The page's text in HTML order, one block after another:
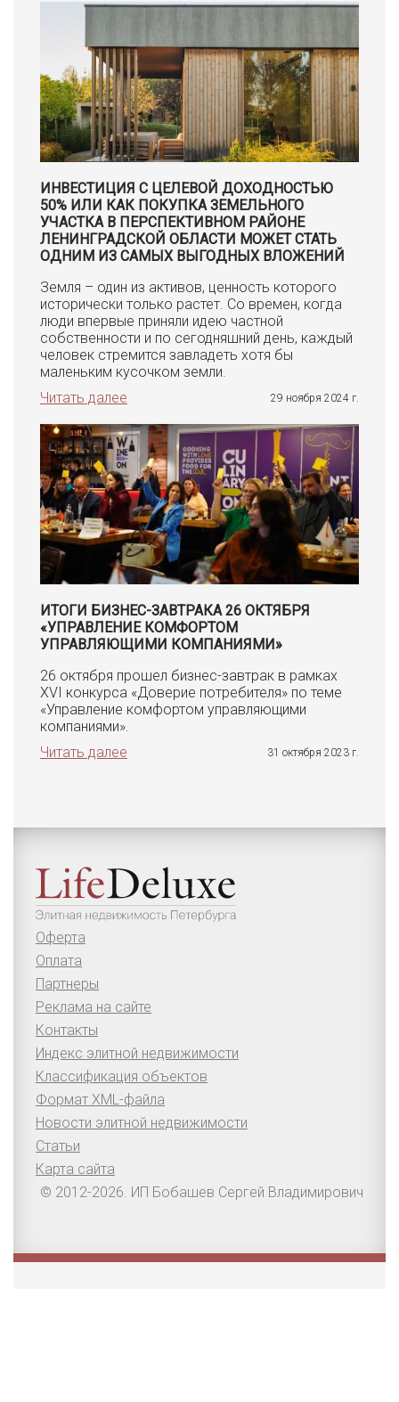
ИНВЕСТИЦИЯ С ЦЕЛЕВОЙ ДОХОДНОСТЬЮ
50% ИЛИ КАК ПОКУПКА ЗЕМЕЛЬНОГО
УЧАСТКА В ПЕРСПЕКТИВНОМ РАЙОНЕ
ЛЕНИНГРАДСКОЙ ОБЛАСТИ МОЖЕТ СТАТЬ
ОДНИМ ИЗ САМЫХ ВЫГОДНЫХ ВЛОЖЕНИЙ
Земля – один из активов, ценность которого
исторически только растет. Со времен, когда
люди впервые приняли идею частной
собственности и по сегодняшний день, каждый
человек стремится завладеть хотя бы
маленьким кусочком земли.
Читать далее
29 ноября 2024 г.
ИТОГИ БИЗНЕС-ЗАВТРАКА 26 ОКТЯБРЯ
«УПРАВЛЕНИЕ КОМФОРТОМ
УПРАВЛЯЮЩИМИ КОМПАНИЯМИ»
26 октября прошел бизнес-завтрак в рамках
XVI конкурса «Доверие потребителя» по теме
«Управление комфортом управляющими
компаниями».
Читать далее
31 октября 2023 г.
Оферта
Оплата
Партнеры
Реклама на сайте
Контакты
Индекс элитной недвижимости
Классификация объектов
Формат XML-файла
Новости элитной недвижимости
Статьи
Карта сайта
© 2012-2026. ИП Бобашев Сергей Владимирович